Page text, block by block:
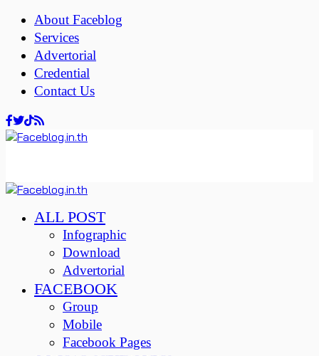
About Faceblog
Services
Advertorial
Credential
Contact Us
ALL POST
Infographic
Download
Advertorial
FACEBOOK
Group
Mobile
Facebook Pages